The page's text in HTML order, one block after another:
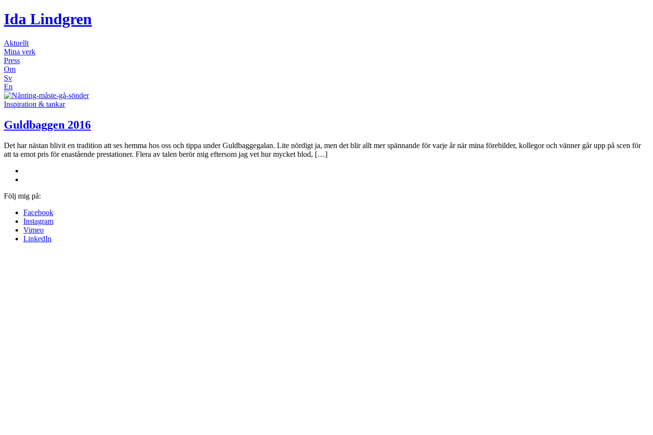
Ida Lindgren
Aktuellt
Mina verk
Press
Om
Sv
En
Inspiration & tankar
Guldbaggen 2016
Det har nästan blivit en tradition att ses hemma hos oss och tippa under Guldbaggegalan. Lite nördigt ja, men det blir allt mer spännande för varje år när mina förebilder, kollegor och vänner går upp på scen för
att ta emot pris för enastående prestationer. Flera av talen berör mig eftersom jag vet hur mycket blod, […]
Följ mig på:
Facebook
Instagram
Vimeo
LinkedIn